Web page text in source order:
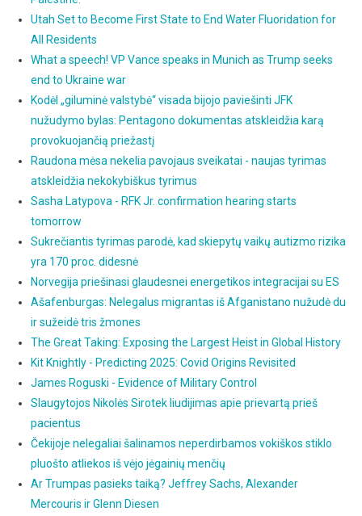
Utah Set to Become First State to End Water Fluoridation for
All Residents
What a speech! VP Vance speaks in Munich as Trump seeks
end to Ukraine war
Kodėl „giluminė valstybė“ visada bijojo paviešinti JFK
nužudymo bylas: Pentagono dokumentas atskleidžia karą
provokuojančią priežastį
Raudona mėsa nekelia pavojaus sveikatai - naujas tyrimas
atskleidžia nekokybiškus tyrimus
Sasha Latypova - RFK Jr. confirmation hearing starts
tomorrow
Sukrečiantis tyrimas parodė, kad skiepytų vaikų autizmo rizika
yra 170 proc. didesnė
Norvegija priešinasi glaudesnei energetikos integracijai su ES
Ašafenburgas: Nelegalus migrantas iš Afganistano nužudė du
ir sužeidė tris žmones
The Great Taking: Exposing the Largest Heist in Global History
Kit Knightly - Predicting 2025: Covid Origins Revisited
James Roguski - Evidence of Military Control
Slaugytojos Nikolės Sirotek liudijimas apie prievartą prieš
pacientus
Čekijoje nelegaliai šalinamos neperdirbamos vokiškos stiklo
pluošto atliekos iš vėjo jėgainių menčių
Ar Trumpas pasieks taiką? Jeffrey Sachs, Alexander
Mercouris ir Glenn Diesen